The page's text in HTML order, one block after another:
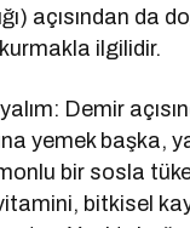
açısından da
ilgilidir.
Demir
yemek başka,
bir sosla
bitkisel